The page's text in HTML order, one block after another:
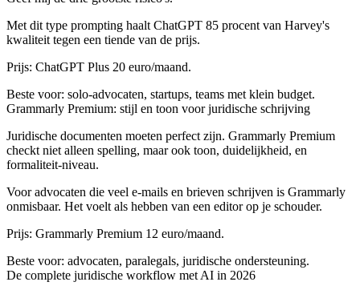
Met dit type prompting haalt ChatGPT 85 procent van Harvey's
kwaliteit tegen een tiende van de prijs.
Prijs: ChatGPT Plus 20 euro/maand.
Beste voor: solo-advocaten, startups, teams met klein budget.
Grammarly Premium: stijl en toon voor juridische schrijving
Juridische documenten moeten perfect zijn. Grammarly Premium
checkt niet alleen spelling, maar ook toon, duidelijkheid, en
formaliteit-niveau.
Voor advocaten die veel e-mails en brieven schrijven is Grammarly
onmisbaar. Het voelt als hebben van een editor op je schouder.
Prijs: Grammarly Premium 12 euro/maand.
Beste voor: advocaten, paralegals, juridische ondersteuning.
De complete juridische workflow met AI in 2026